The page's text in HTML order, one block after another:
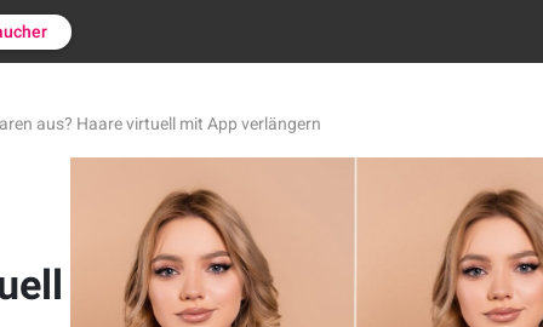
aus? Haare virtuell mit App verlängern